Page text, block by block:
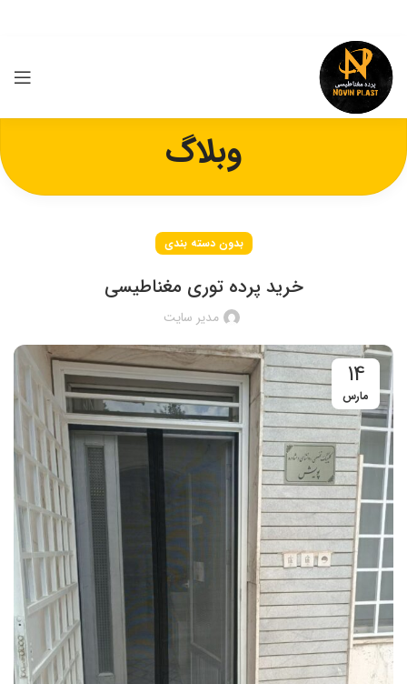
وبلاگ
بدون دسته بندی
خرید پرده توری مغناطیسی
مدیر سایت
14
مارس